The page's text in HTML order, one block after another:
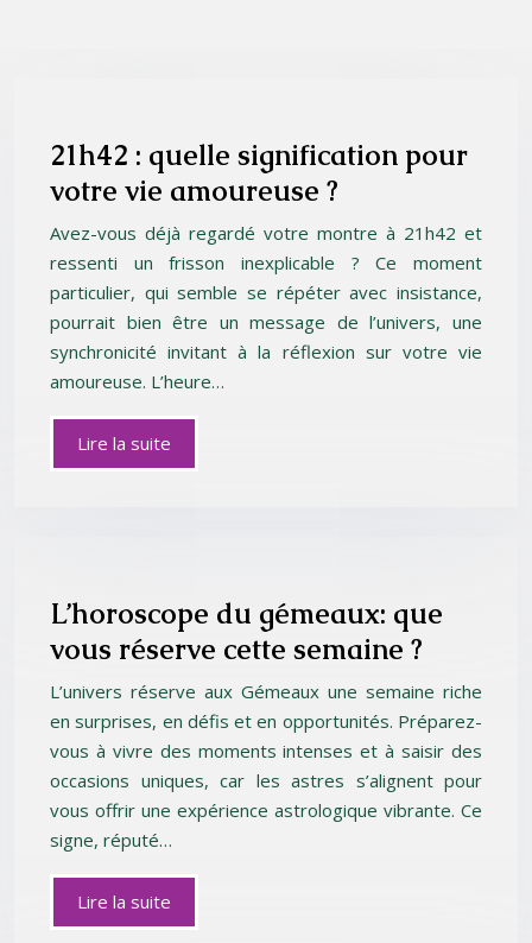
21h42 : quelle signification pour
votre vie amoureuse ?
Avez-vous déjà regardé votre montre à 21h42 et
ressenti un frisson inexplicable ? Ce moment
particulier, qui semble se répéter avec insistance,
pourrait bien être un message de l’univers, une
synchronicité invitant à la réflexion sur votre vie
amoureuse. L’heure…
Lire la suite
L’horoscope du gémeaux: que
vous réserve cette semaine ?
L’univers réserve aux Gémeaux une semaine riche
en surprises, en défis et en opportunités. Préparez-
vous à vivre des moments intenses et à saisir des
occasions uniques, car les astres s’alignent pour
vous offrir une expérience astrologique vibrante. Ce
signe, réputé…
Lire la suite